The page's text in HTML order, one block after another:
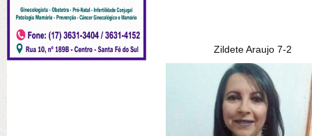
Zildete Araujo 7-2